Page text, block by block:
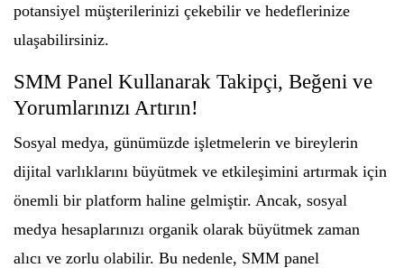
potansiyel müşterilerinizi çekebilir ve hedeflerinize
ulaşabilirsiniz.
SMM Panel Kullanarak Takipçi, Beğeni ve
Yorumlarınızı Artırın!
Sosyal medya, günümüzde işletmelerin ve bireylerin
dijital varlıklarını büyütmek ve etkileşimini artırmak için
önemli bir platform haline gelmiştir. Ancak, sosyal
medya hesaplarınızı organik olarak büyütmek zaman
alıcı ve zorlu olabilir. Bu nedenle, SMM panel